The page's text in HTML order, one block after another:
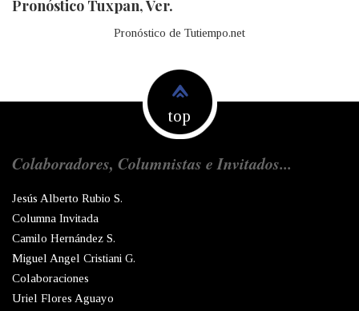
Pronóstico Tuxpan, Ver.
Pronóstico de Tutiempo.net
top
Colaboradores, Columnistas e Invitados...
Jesús Alberto Rubio S.
Columna Invitada
Camilo Hernández S.
Miguel Angel Cristiani G.
Colaboraciones
Uriel Flores Aguayo